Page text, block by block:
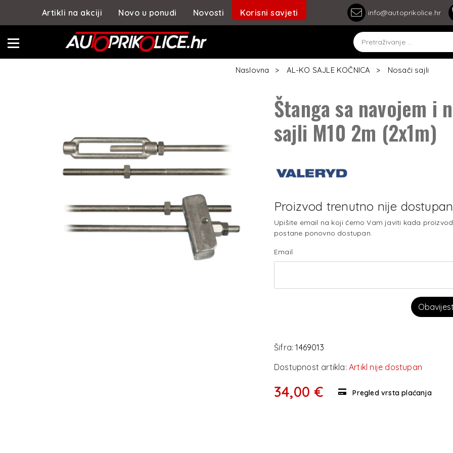
Artikli na akciji Novo u ponudi Novosti Korisni savjeti info@autoprikolice.hr
Naslovna AL-KO SAJLE KOČNICA Nosači sajli
Štanga sa navojem i
sajli M10 2m (2x1m)
Proizvod trenutno nije dostupan
Upišite email na koji ćemo Vam javiti kada proizvod
postane ponovno dostupan.
Email
Šifra:1469013
Dostupnost artikla: Artikl nije dostupan
34,00 € Pregled vrsta plaćanja